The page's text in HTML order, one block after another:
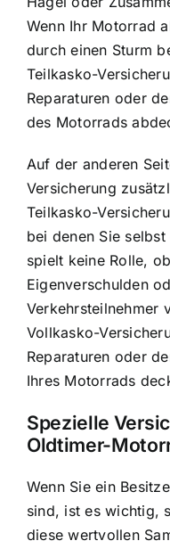
Wenn Ihr Motorrad
durch einen Sturm
Teilkasko-
Reparaturen oder
des Motorrads
Auf der anderen
Versicherung
Teilkasko-
bei denen Sie
spielt keine Rolle,
Eigenverschulden
Verkehrsteilnehmer
Vollkasko-
Reparaturen oder
Ihres Motorrads
Spezielle
Oldtimer-
Wenn Sie ein
sind, ist es wichtig,
diese wertvollen